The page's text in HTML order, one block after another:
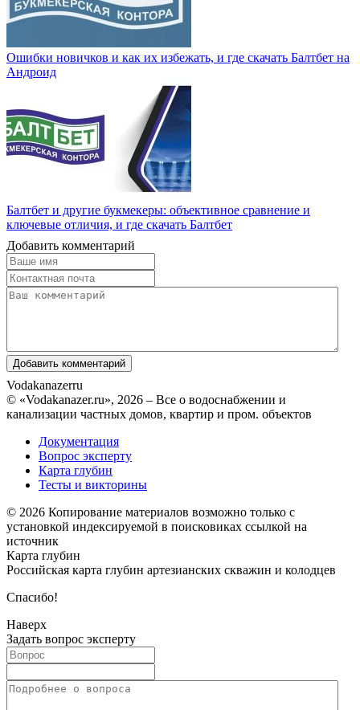
Ошибки новичков и как их избежать, и где скачать Балтбет на
Андроид
Балтбет и другие букмекеры: объективное сравнение и
ключевые отличия, и где скачать Балтбет
Добавить комментарий
Vodakanazerru
© «Vodakanazer.ru», 2026 – Все о водоснабжении и
канализации частных домов, квартир и пром. объектов
Документация
Вопрос эксперту
Карта глубин
Тесты и викторины
© 2026 Копирование материалов возможно только с
установкой индексируемой в поисковиках ссылкой на
источник
Карта глубин
Российская карта глубин артезианских скважин и колодцев
Спасибо!
Наверх
Задать вопрос эксперту